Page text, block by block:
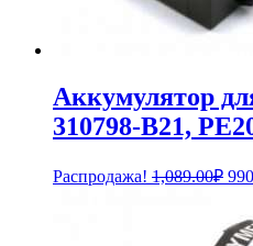
Аккумулятор
310798-B21,
Распродажа! 1,089.00₽